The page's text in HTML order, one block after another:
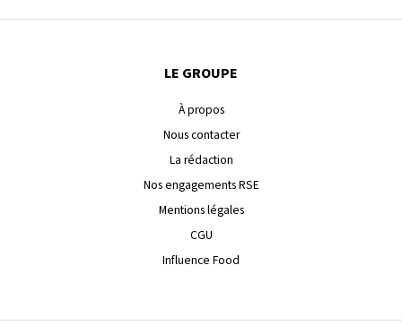
LE GROUPE
À propos
Nous contacter
La rédaction
Nos engagements RSE
Mentions légales
CGU
Influence Food